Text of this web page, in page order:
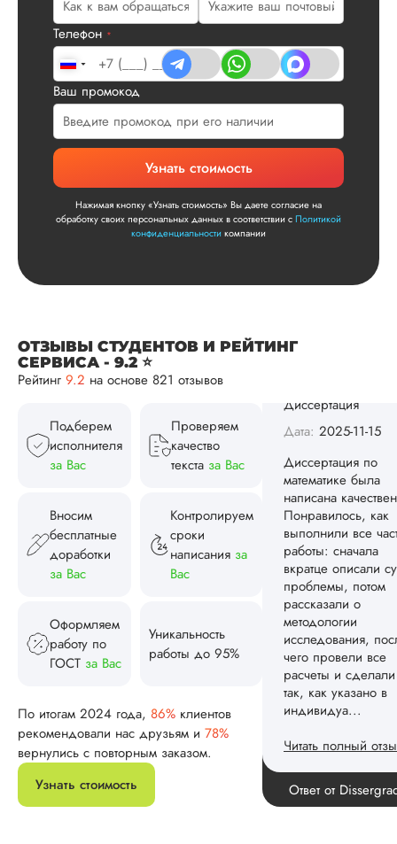
Телефон *
Ваш промокод
Узнать стоимость
Нажимая кнопку «Узнать стоимость» Вы даете согласие на
обработку своих персональных данных в соответствии сПолитикой
конфиденциальностикомпании
ОТЗЫВЫ СТУДЕНТОВ И РЕЙТИНГ
СЕРВИСА - 9.2 ⭐
Рейтинг 9.2 на основе 821 отзывов
Подберем
исполнителя
за Вас
Проверяем
качество
текста за Вас
Вносим
бесплатные
доработки
за Вас
Контролируем
сроки
написания за
Вас
Оформляем
работу по
ГОСТ за Вас
Уникальность
работы до 95%
По итогам 2024 года, 86% клиентов
рекомендовали нас друзьям и 78%
вернулись с повторным заказом.
Узнать стоимость
улыбкой!
Сергей
Вид работы:
Диссертация
2025-11-15
Диссертация по
математике была
Понравилось, как
выполнили все
рассказали о
чего провели все
расчеты и
так, как указано в
индивидуа...
Читать полный
Спасибо!
ваши слова
Ответ от
Женя
Вид работы:
Диссертация
Дата:2025-08-03
Заказывал тут
срокам и
конечно, для меня